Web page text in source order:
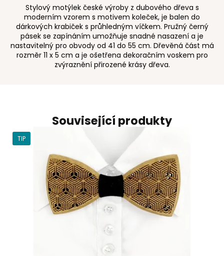
Související produkty
TIP
Stylový motýlek české výroby z dubového dřeva s
moderním vzorem s motivem koleček, je balen do
dárkových krabiček s průhledným víčkem. Pružný černý
pásek se zapínáním umožňuje snadné nasazení a je
nastavitelný pro obvody od 41 do 55 cm. Dřevěná část má
rozměr 11 x 5 cm a je ošetřena dekoračním voskem pro
zvýraznění přirozené krásy dřeva.